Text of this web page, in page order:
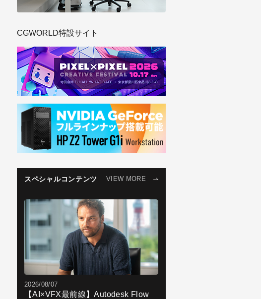
CGWORLD特設サイト
スペシャルコンテンツ VIEW MORE
2026/08/07
【AI×VFX最前線】Autodesk Flow